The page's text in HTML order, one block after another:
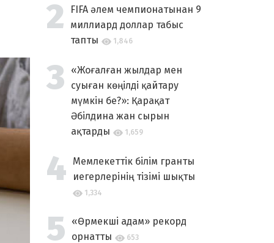
FIFA әлем чемпионатынан 9
миллиард доллар табыс
тапты
1,846
«Жоғалған жылдар мен
суыған көңілді қайтару
мүмкін бе?»: Қарақат
Әбілдина жан сырын
ақтарды
1,659
Мемлекеттік білім гранты
иегерлерінің тізімі шықты
1,334
«Өрмекші адам» рекорд
орнатты
653